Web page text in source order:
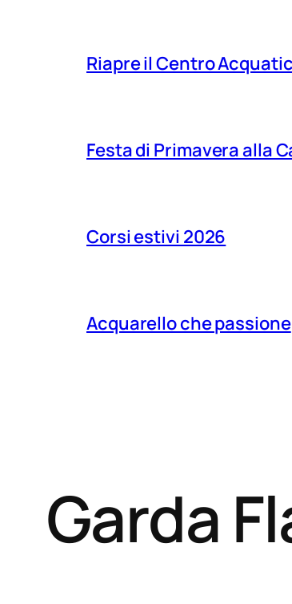
Riapre il Centro
Festa di Primavera alla
Corsi estivi 2026
Acquarello che passione
Garda